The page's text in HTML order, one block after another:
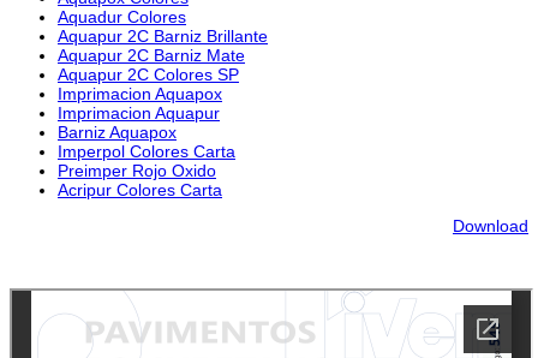
Aquadur Colores
Aquapur 2C Barniz Brillante
Aquapur 2C Barniz Mate
Aquapur 2C Colores SP
Imprimacion Aquapox
Imprimacion Aquapur
Barniz Aquapox
Imperpol Colores Carta
Preimper Rojo Oxido
Acripur Colores Carta
Download